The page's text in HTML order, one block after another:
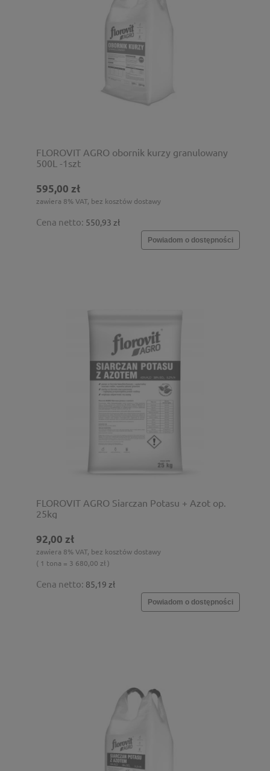
FLOROVIT AGRO obornik kurzy granulowany
500L -1szt
595,00 zł
zawiera 8% VAT, bez kosztów dostawy
Cena netto: 550,93 zł
Powiadom o dostępności
FLOROVIT AGRO Siarczan Potasu + Azot op.
25kg
92,00 zł
zawiera 8% VAT, bez kosztów dostawy
( 1 tona = 3 680,00 zł )
Cena netto: 85,19 zł
Powiadom o dostępności